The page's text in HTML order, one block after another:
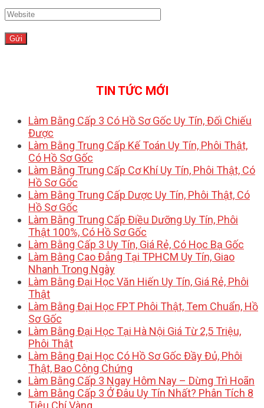
TIN TỨC MỚI
Làm Bằng Cấp 3 Có Hồ Sơ Gốc Uy Tín, Đối Chiếu
Được
Làm Bằng Trung Cấp Kế Toán Uy Tín, Phôi Thật,
Có Hồ Sơ Gốc
Làm Bằng Trung Cấp Cơ Khí Uy Tín, Phôi Thật, Có
Hồ Sơ Gốc
Làm Bằng Trung Cấp Dược Uy Tín, Phôi Thật, Có
Hồ Sơ Gốc
Làm Bằng Trung Cấp Điều Dưỡng Uy Tín, Phôi
Thật 100%, Có Hồ Sơ Gốc
Làm Bằng Cấp 3 Uy Tín, Giá Rẻ, Có Học Bạ Gốc
Làm Bằng Cao Đẳng Tại TPHCM Uy Tín, Giao
Nhanh Trong Ngày
Làm Bằng Đại Học Văn Hiến Uy Tín, Giá Rẻ, Phôi
Thật
Làm Bằng Đại Học FPT Phôi Thật, Tem Chuẩn, Hồ
Sơ Gốc
Làm Bằng Đại Học Tại Hà Nội Giá Từ 2,5 Triệu,
Phôi Thật
Làm Bằng Đại Học Có Hồ Sơ Gốc Đầy Đủ, Phôi
Thật, Bao Công Chứng
Làm Bằng Cấp 3 Ngay Hôm Nay – Dừng Trì Hoãn
Làm Bằng Cấp 3 Ở Đâu Uy Tín Nhất? Phân Tích 8
Tiêu Chí Vàng